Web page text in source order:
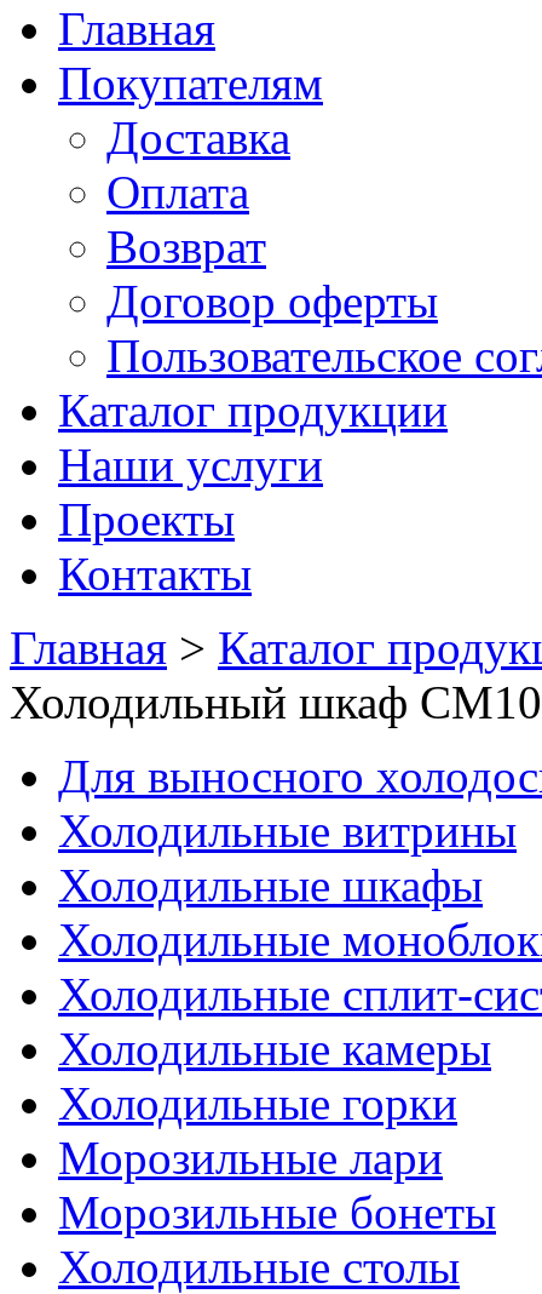
Главная
Покупателям
Доставка
Оплата
Возврат
Договор оферты
Пользовательское
Каталог продукции
Наши услуги
Проекты
Контакты
Главная > Каталог
Холодильный шкаф
Для выносного
Холодильные витрины
Холодильные шкафы
Холодильные
Холодильные сплит-
Холодильные камеры
Холодильные горки
Морозильные лари
Морозильные бонеты
Холодильные столы